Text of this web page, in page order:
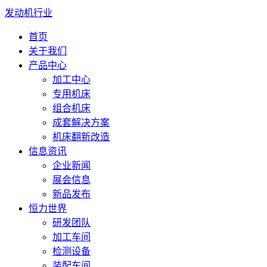
发动机行业
首页
关于我们
产品中心
加工中心
专用机床
组合机床
成套解决方案
机床翻新改造
信息资讯
企业新闻
展会信息
新品发布
恒力世界
研发团队
加工车间
检测设备